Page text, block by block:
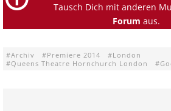
Tausch Dich mit anderen
Forum aus.
Archiv Premiere 2014
London
Queens Theatre Hornchurch London